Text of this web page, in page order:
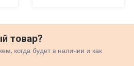
товар?
когда будет в наличии и как